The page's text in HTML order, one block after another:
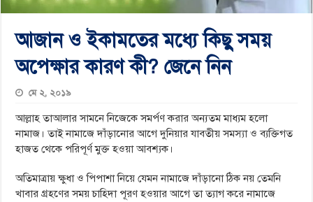
আজান ও ইকামতের মধ্যে কিছু সময়
অপেক্ষার কারণ কী? জেনে নিন
মে ২, ২০১৯
আল্লাহ তাআলার সামনে নিজেকে সমর্পণ করার অন্যতম মাধ্যম হলো
নামাজ। তাই নামাজে দাঁড়ানোর আগে দুনিয়ার যাবতীয় সমস্যা ও ব্যক্তিগত
হাজত থেকে পরিপূর্ণ মুক্ত হওয়া আবশ্যক।
অতিমাত্রায় ক্ষুধা ও পিপাশা নিয়ে যেমন নামাজে দাঁড়ানো ঠিক নয় তেমনি
খাবার গ্রহণের সময় চাহিদা পূরণ হওয়ার আগে তা ত্যাগ করে নামাজে